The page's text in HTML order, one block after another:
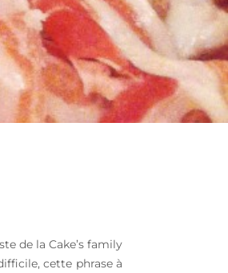
de la Cake’s family
cette phrase à